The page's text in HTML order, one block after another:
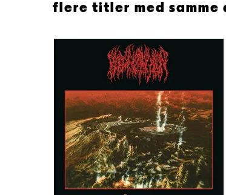
flere titler med samme